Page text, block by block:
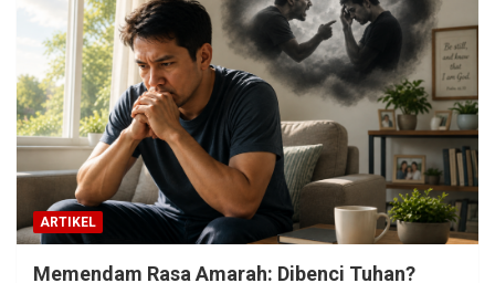
ARTIKEL
Memendam Rasa Amarah: Dibenci Tuhan?